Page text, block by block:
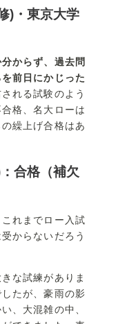
)・東京大学
からず、過去問
前日にかじった
れる試験のよう
格、名大ローは
繰上げ合格はあ
合格（補欠
れまでロー入試
からないだろう
な試練がありま
たが、豪雨の影
、大混雑の中、